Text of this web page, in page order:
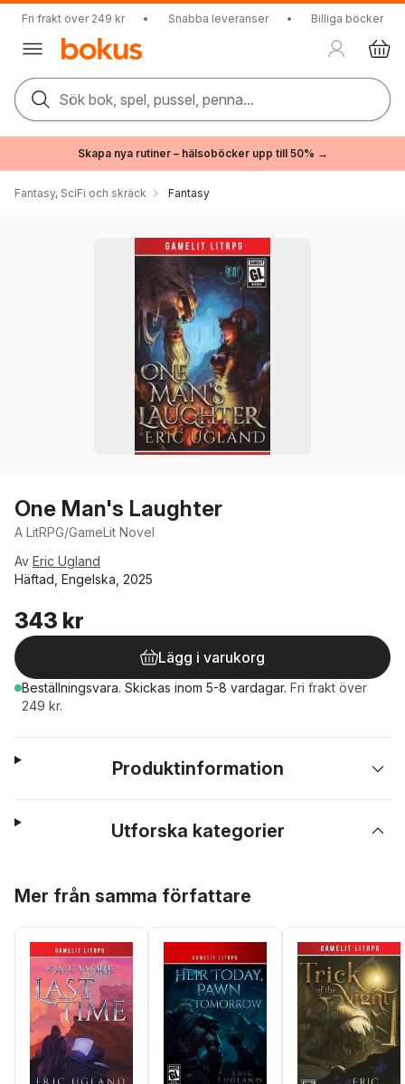
Fri frakt över 249 kr • Snabba leveranser • Billiga böcker
Sök bok, spel, pussel, penna...
Skapa nya rutiner – hälsoböcker upp till 50% →
Fantasy, SciFi och skräck Fantasy
One Man's Laughter
A LitRPG/GameLit Novel
Av Eric Ugland
Häftad, Engelska, 2025
343 kr
Lägg i varukorg
Beställningsvara. Skickas inom 5-8 vardagar. Fri frakt över
249 kr.
Produktinformation
Utforska kategorier
Mer från samma författare